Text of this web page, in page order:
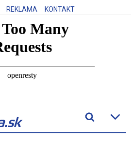
REKLAMA KONTAKT